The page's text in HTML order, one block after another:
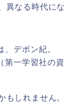
異なる時代にな
デボン紀。
第一学習社の資
もしれません。